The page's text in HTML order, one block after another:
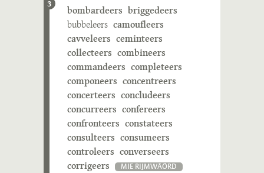
3
bombardeers briggedeers
bubbeleers camoufleers
cavveleers ceminteers
collecteers combineers
commandeers completeers
componeers concentreers
concerteers concludeers
concurreers confereers
confronteers constateers
consulteers consumeers
controleers converseers
corrigeers
MIE RIJMWÄÖRD